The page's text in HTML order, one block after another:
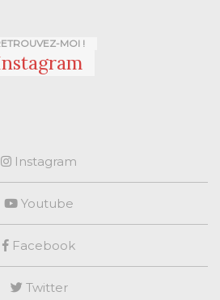
MOI !
Instagram
Youtube
Facebook
Twitter